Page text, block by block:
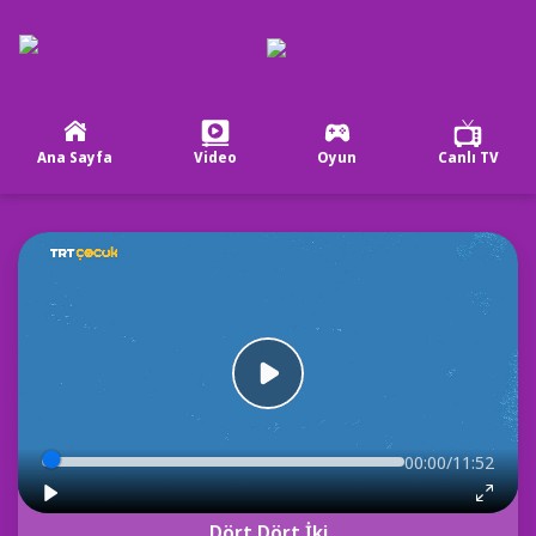
Ana Sayfa Video Oyun Canlı TV
00:00/11:52